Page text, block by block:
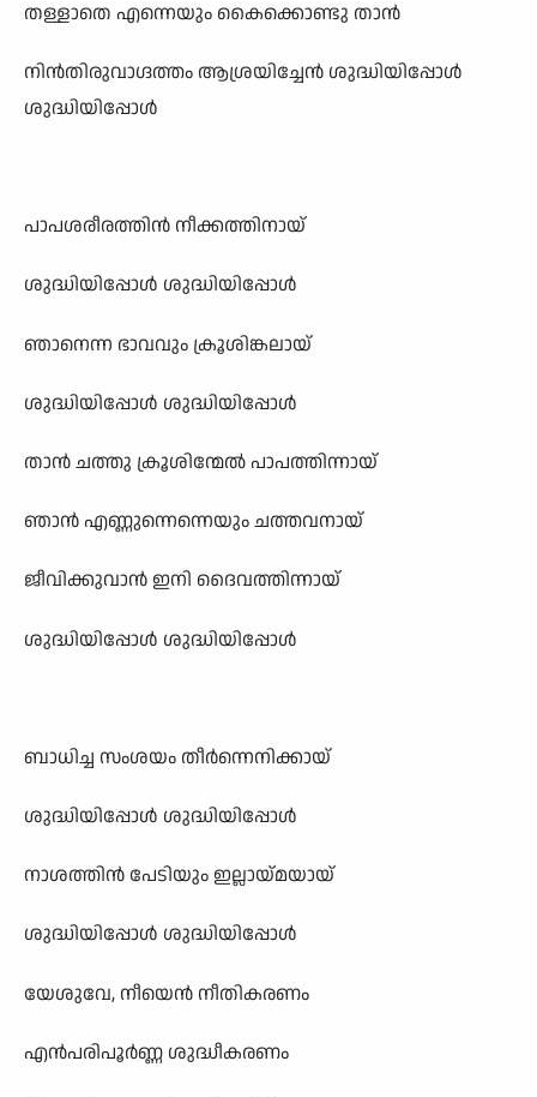
തള്ളാതെ എന്നെയും കൈക്കൊണ്ടു താൻ
നിൻതിരുവാഗ്ദത്തം ആശ്രയിച്ചേൻ ശുദ്ധിയിപ്പോൾ
ശുദ്ധിയിപ്പോൾ
പാപശരീരത്തിൻ നീക്കത്തിനായ്
ശുദ്ധിയിപ്പോൾ ശുദ്ധിയിപ്പോൾ
ഞാനെന്ന ഭാവവും ക്രൂശിങ്കലായ്
ശുദ്ധിയിപ്പോൾ ശുദ്ധിയിപ്പോൾ
താൻ ചത്തു ക്രൂശിന്മേൽ പാപത്തിന്നായ്
ഞാൻ എണ്ണുന്നെന്നെയും ചത്തവനായ്
ജീവിക്കുവാൻ ഇനി ദൈവത്തിന്നായ്
ശുദ്ധിയിപ്പോൾ ശുദ്ധിയിപ്പോൾ
ബാധിച്ച സംശയം തീർന്നെനിക്കായ്
ശുദ്ധിയിപ്പോൾ ശുദ്ധിയിപ്പോൾ
നാശത്തിൻ പേടിയും ഇല്ലായ്മയായ്
ശുദ്ധിയിപ്പോൾ ശുദ്ധിയിപ്പോൾ
യേശുവേ, നീയെൻ നീതികരണം
എൻപരിപൂർണ്ണ ശുദ്ധീകരണം